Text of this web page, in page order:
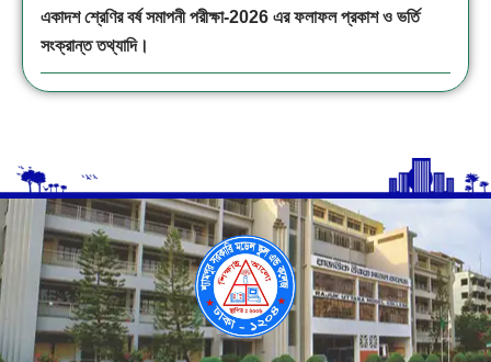
একাদশ শ্রেণির বর্ষ সমাপনী পরীক্ষা-2026 এর ফলাফল প্রকাশ ও ভর্তি
সংক্রান্ত তথ্যাদি।